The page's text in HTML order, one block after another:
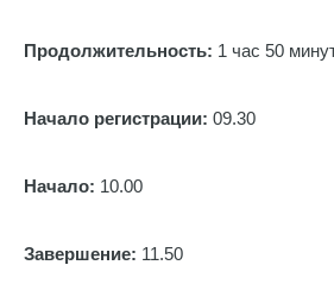
Продолжительность: 1 час 50
Начало регистрации: 09.30
Начало: 10.00
Завершение: 11.50